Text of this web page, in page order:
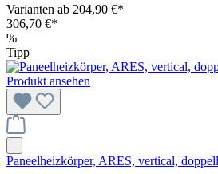
Varianten ab 204,90 €*
306,70 €*
%
Tipp
Produkt ansehen
Paneelheizkörper, ARES, vertical,